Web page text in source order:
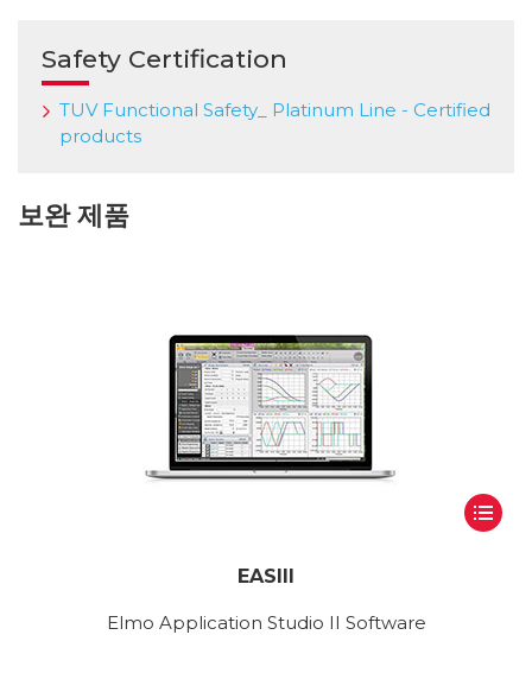
Safety Certification
TUV Functional Safety_ Platinum Line - Certified
products
보완 제품
EASIII
Elmo Application Studio II Software